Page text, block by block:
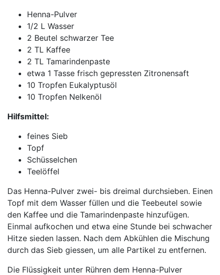
Henna-Pulver
1/2 L Wasser
2 Beutel schwarzer Tee
2 TL Kaffee
2 TL Tamarindenpaste
etwa 1 Tasse frisch gepressten Zitronensaft
10 Tropfen Eukalyptusöl
10 Tropfen Nelkenöl
Hilfsmittel:
feines Sieb
Topf
Schüsselchen
Teelöffel
Das Henna-Pulver zwei- bis dreimal durchsieben. Einen
Topf mit dem Wasser füllen und die Teebeutel sowie
den Kaffee und die Tamarindenpaste hinzufügen.
Einmal aufkochen und etwa eine Stunde bei schwacher
Hitze sieden lassen. Nach dem Abkühlen die Mischung
durch das Sieb giessen, um alle Partikel zu entfernen.
Die Flüssigkeit unter Rühren dem Henna-Pulver